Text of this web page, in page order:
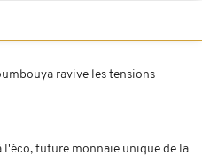
ravive les tensions
l'éco, future monnaie unique de la